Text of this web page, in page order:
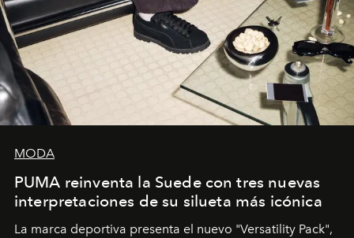
MODA
PUMA reinventa la Suede con tres nuevas
interpretaciones de su silueta más icónica
La marca deportiva presenta el nuevo "Versatility Pack",